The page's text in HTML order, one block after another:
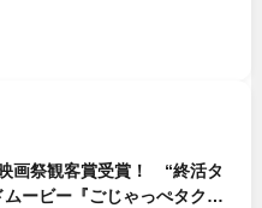
画祭観客賞受賞！ “終活タ
ムービー『ごじゃっぺタクシ